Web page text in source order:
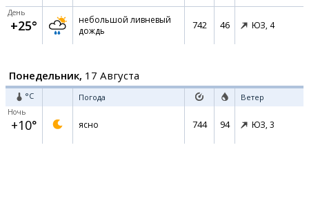
День
+25°
небольшой ливневый
дождь
742 46 ЮЗ, 4
Понедельник, 17 Августа
°C Погода Ветер
Ночь
+10° ясно 744 94 ЮЗ, 3